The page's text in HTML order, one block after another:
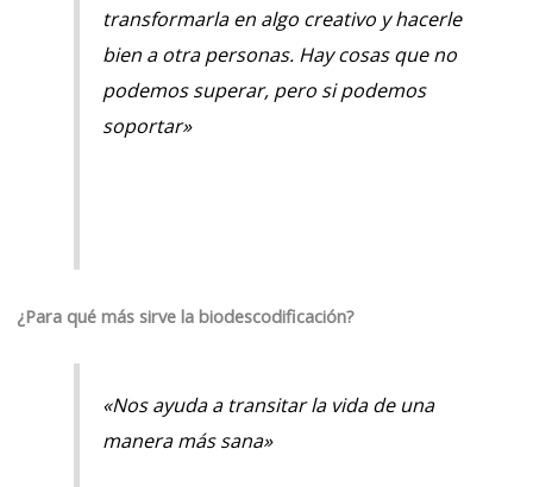
transformarla en algo creativo y hacerle
bien a otra personas. Hay cosas que no
podemos superar, pero si podemos
soportar»
¿Para qué más sirve la biodescodificación?
«Nos ayuda a transitar la vida de una
manera más sana»